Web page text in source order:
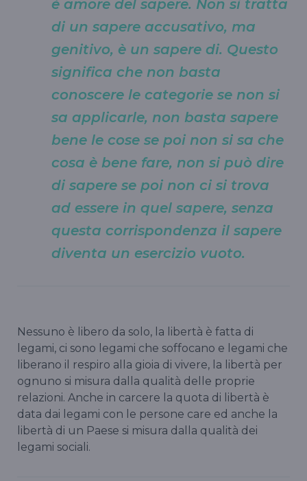
è amore del sapere. Non si tratta
di un sapere accusativo, ma
genitivo, è un sapere di. Questo
significa che non basta
conoscere le categorie se non si
sa applicarle, non basta sapere
bene le cose se poi non si sa che
cosa è bene fare, non si può dire
di sapere se poi non ci si trova
ad essere in quel sapere, senza
questa corrispondenza il sapere
diventa un esercizio vuoto.
Nessuno è libero da solo, la libertà è fatta di
legami, ci sono legami che soffocano e legami che
liberano il respiro alla gioia di vivere, la libertà per
ognuno si misura dalla qualità delle proprie
relazioni. Anche in carcere la quota di libertà è
data dai legami con le persone care ed anche la
libertà di un Paese si misura dalla qualità dei
legami sociali.